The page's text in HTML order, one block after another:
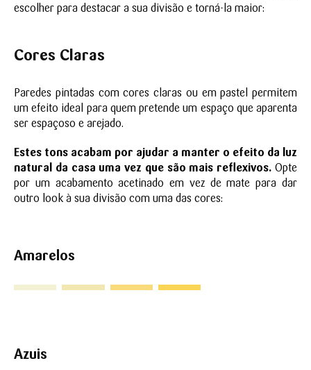
escolher para destacar a sua divisão e torná-la maior:
Cores Claras
Paredes pintadas com cores claras ou em pastel permitem
um efeito ideal para quem pretende um espaço que aparenta
ser espaçoso e arejado.
Estes tons acabam por ajudar a manter o efeito da luz
natural da casa uma vez que são mais reflexivos. Opte
por um acabamento acetinado em vez de mate para dar
outro look à sua divisão com uma das cores:
Amarelos
Azuis